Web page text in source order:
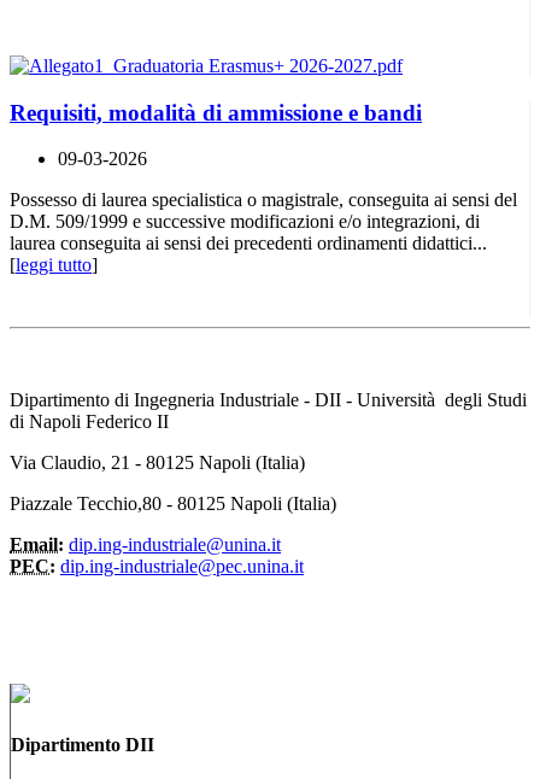
Requisiti, modalità di ammissione e bandi
09-03-2026
Possesso di laurea specialistica o magistrale, conseguita ai sensi del
D.M. 509/1999 e successive modificazioni e/o integrazioni, di
laurea conseguita ai sensi dei precedenti ordinamenti didattici...
[leggi tutto]
Dipartimento di Ingegneria Industriale - DII - Università degli Studi
di Napoli Federico II
Via Claudio, 21 - 80125 Napoli (Italia)
Piazzale Tecchio,80 - 80125 Napoli (Italia)
Email: dip.ing-industriale@unina.it
PEC: dip.ing-industriale@pec.unina.it
Dipartimento DII